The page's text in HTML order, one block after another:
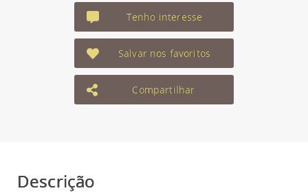
Tenho interesse
Salvar nos favoritos
Compartilhar
Descrição